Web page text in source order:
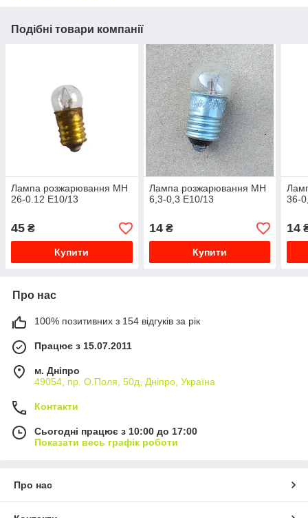
Подібні товари компанії
Лампа розжарювання МН
26-0.12 Е10/13
45 ₴
Купити
Лампа розжарювання МН
6,3-0,3 Е10/13
14₴
Купити
36-
14
Про нас
100% позитивних з 154 відгуків за рік
Працює з 15.07.2011
м. Дніпро
49054, пр. О.Поля, 50д, Дніпро, Україна
Контакти
Сьогодні працює з 10:00 до 17:00
Показати весь графік роботи
Про нас